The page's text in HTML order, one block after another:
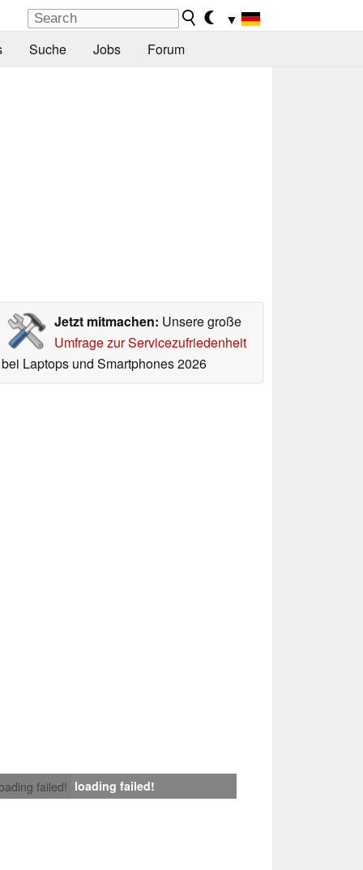
▼
Suche Jobs Forum
Jetzt mitmachen: Unsere große
Umfrage zur Servicezufriedenheit
bei Laptops und Smartphones 2026
failed! loading failed!